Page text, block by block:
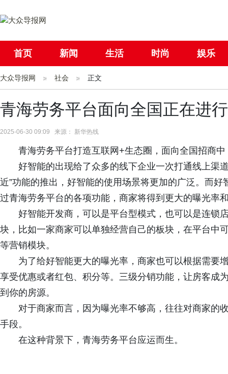
首页 新闻 生活 时尚 娱乐
社会 国际
大众导报网 社会 正文
青海劳务平台面向全国正在进
2025-06-30 09:09 来源： 新华热线
青海劳务平台打造互联网+生态圈，面向全国招商中
好智能的出现给了众多的线下企业一次打通线上渠
近”功能的推出，好智能的使用场景将更加的广泛。而
过青海劳务平台的各项功能，商家将得到更大的曝光率
好智能开发商，可以是平台型模式，也可以是连锁
块，比如一家商家可以单独经营自己的板块，在平台中
等营销模块。
为了给好智能更大的曝光率，商家也可以根据需要
享受优惠或者红包、积分等。三级分销功能，让房客成
到你的房源。
对于商家而言，因为曝光率不够高，往往对商家的
手段。
在这种背景下，青海劳务平台应运而生。